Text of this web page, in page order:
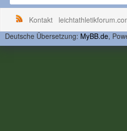
Kontakt
Deutsche Übersetzung: MyBB.de,